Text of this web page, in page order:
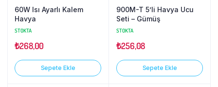
60W Isı Ayarlı Kalem
Havya
STOKTA
₺268,00
Sepete Ekle
900M-T 5’li Havya Ucu
Seti – Gümüş
STOKTA
₺256,08
Sepete Ekle